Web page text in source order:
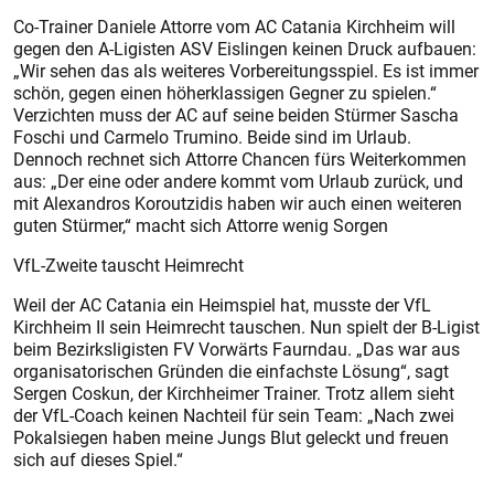
Co-Trainer Daniele Attorre vom AC Catania Kirchheim will
gegen den A-Ligisten ASV Eislingen keinen Druck aufbauen:
„Wir sehen das als weiteres Vorbereitungsspiel. Es ist immer
schön, gegen einen höherklassigen Gegner zu spielen.“
Verzichten muss der AC auf seine beiden Stürmer Sascha
Foschi und Carmelo Trumino. Beide sind im Urlaub.
Dennoch rechnet sich Attorre Chancen fürs Weiterkommen
aus: „Der eine oder andere kommt vom Urlaub zurück, und
mit Alexandros Koroutzidis haben wir auch einen weiteren
guten Stürmer,“ macht sich Attorre wenig Sorgen
VfL-Zweite tauscht Heimrecht
Weil der AC Catania ein Heimspiel hat, musste der VfL
Kirchheim II sein Heimrecht tauschen. Nun spielt der B-Ligist
beim Bezirksligisten FV Vorwärts Faurndau. „Das war aus
organisatorischen Gründen die einfachste Lösung“, sagt
Sergen Coskun, der Kirchheimer Trainer. Trotz allem sieht
der VfL-Coach keinen Nachteil für sein Team: „Nach zwei
Pokalsiegen haben meine Jungs Blut geleckt und freuen
sich auf dieses Spiel.“